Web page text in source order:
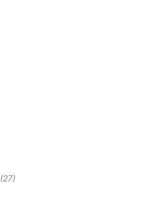
(27)